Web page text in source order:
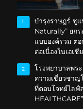
1
บำรุงราษฎร์ ชู
Naturally” ยก
แบบองค์รวม ต
ต่อเนื่องในเอเ
2
โรงพยาบาลพร
ความเชี่ยวชา
ที่ตอบโจทย์ไลฟ์
HEALTHCARE”